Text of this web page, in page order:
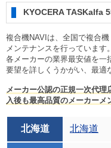
KYOCERA TASKalfa
複合機NAVIは、全国で複合
メンテナンスを行っています。
各メーカーの業界最安値を一
要望を詳しくうかがい、最適
メーカー公認の正規一次代
入後も最高品質のメーカーメ
北海道 北海道